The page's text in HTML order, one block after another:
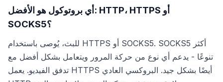
أي بروتوكول هو الأفضل: HTTP، HTTPS أو
SOCKS5؟
للبث، يُوصى باستخدام HTTPS أو SOCKS5. SOCKS5 أكثر
تنوعًا - يدعم أي نوع من حركة المرور ويتعامل بشكل أفضل مع
تدفق الفيديو. يعمل HTTPS أيضًا بشكل جيد. البروكسي العادي